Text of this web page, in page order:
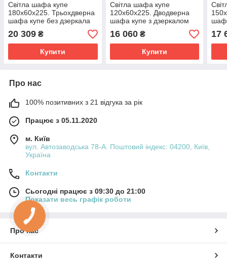
Світла шафа купе
180х60х225. Трьохдверна
шафа купе без дзеркала
Сіті Лайт Кашемір 3 ДСП.
Шафа у вітальню
20 309 ₴
Купити
Світла шафа купе
120х60х225. Дводверна
шафа купе з дзеркалом
дзеркала. Шафа у
вітальню
16 060₴
Купити
1
17
Про нас
100% позитивних з 21 відгука за рік
Працює з 05.11.2020
м. Київ
вул. Автозаводська 78-А. Поштовий індекс: 04200, Київ,
Україна
Контакти
Сьогодні працює з 09:30 до 21:00
Показати весь графік роботи
Про нас
Контакти